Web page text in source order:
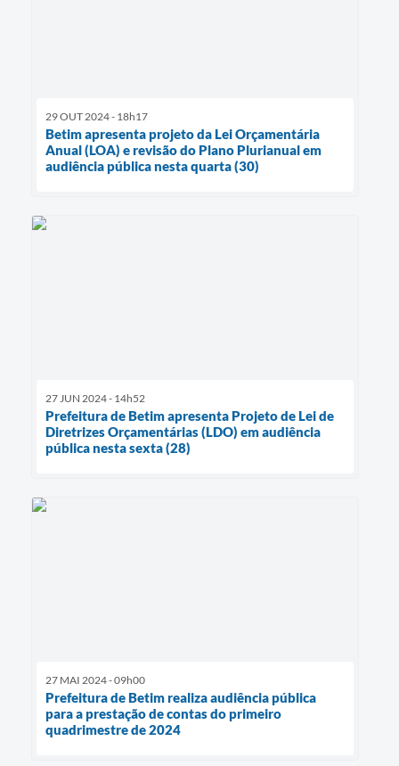
29 OUT 2024 - 18h17
Betim apresenta projeto da Lei Orçamentária
Anual (LOA) e revisão do Plano Plurianual em
audiência pública nesta quarta (30)
27 JUN 2024 - 14h52
Prefeitura de Betim apresenta Projeto de Lei de
Diretrizes Orçamentárias (LDO) em audiência
pública nesta sexta (28)
27 MAI 2024 - 09h00
Prefeitura de Betim realiza audiência pública
para a prestação de contas do primeiro
quadrimestre de 2024